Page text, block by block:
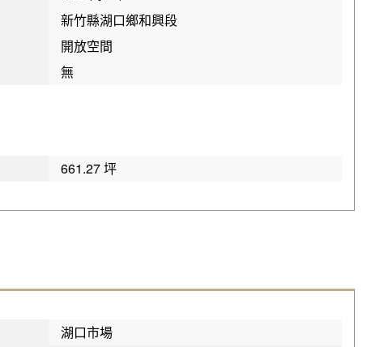
新竹縣湖口鄉和興段
開放空間
無
661.27 坪
湖口市場